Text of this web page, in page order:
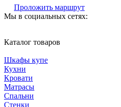
Проложить маршрут
Мы в социальных сетях:
Каталог товаров
Шкафы купе
Кухни
Кровати
Матрасы
Cпальни
Стенки